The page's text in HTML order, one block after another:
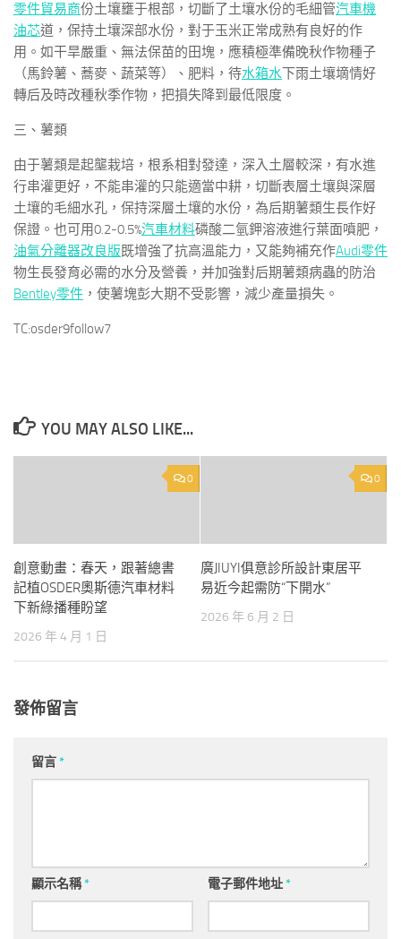
零件貿易商份土壤壅于根部，切斷了土壤水份的毛細管汽車機
油芯道，保持土壤深部水份，對于玉米正常成熟有良好的作
用。如干旱嚴重、無法保苗的田塊，應積極準備晚秋作物種子
（馬鈴薯、蕎麥、蔬菜等）、肥料，待水箱水下雨土壤墑情好
轉后及時改種秋季作物，把損失降到最低限度。
三、薯類
由于薯類是起壟栽培，根系相對發達，深入土層較深，有水進
行串灌更好，不能串灌的只能適當中耕，切斷表層土壤與深層
土壤的毛細水孔，保持深層土壤的水份，為后期薯類生長作好
保證。也可用0.2-0.5%汽車材料磷酸二氫鉀溶液進行葉面噴肥，
油氣分離器改良版既增強了抗高溫能力，又能夠補充作Audi零件
物生長發育必需的水分及營養，并加強對后期薯類病蟲的防治
Bentley零件 ，使薯塊彭大期不受影響，減少產量損失。
TC:osder9follow7
YOU MAY ALSO LIKE...
0
創意動畫：春天，跟著總書
記植OSDER奧斯德汽車材料
下新綠播種盼望
2026 年 4 月 1 日
0
廣JIUYI俱意診所設計東居平
易近今起需防“下開水”
2026 年 6 月 2 日
發佈留言
留言*
顯示名稱* 電子郵件地址*